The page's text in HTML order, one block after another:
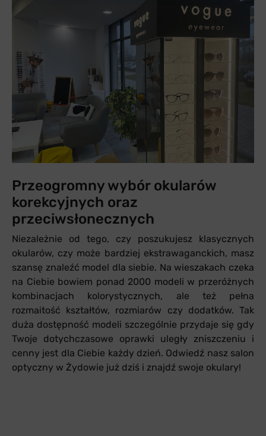
Przeogromny wybór okularów
korekcyjnych oraz
przeciwsłonecznych
Niezależnie od tego, czy poszukujesz klasycznych
okularów, czy może bardziej ekstrawaganckich, masz
szansę znaleźć model dla siebie. Na wieszakach czeka
na Ciebie bowiem ponad 2000 modeli w przeróżnych
kombinacjach kolorystycznych, ale też pełna
rozmaitość kształtów, rozmiarów czy dodatków. Tak
duża dostępność modeli szczególnie przydaje się gdy
Twoje dotychczasowe oprawki uległy zniszczeniu i
cenny jest dla Ciebie każdy dzień. Odwiedź nasz salon
optyczny w Żydowie już dziś i znajdź swoje okulary!